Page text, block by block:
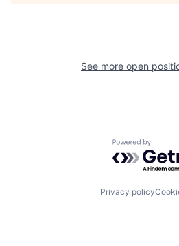
See more open
Powered by
Privacy policy